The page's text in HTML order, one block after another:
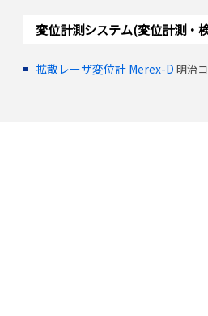
変位計測システム(変位計測・
拡散レーザ変位計 Merex-D 明治